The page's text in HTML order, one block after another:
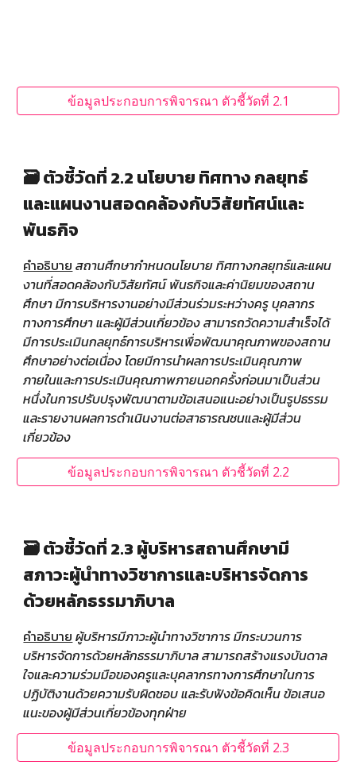
ข้อมูลประกอบการพิจารณา ตัวชี้วัดที่ 2.1
🗃️ ตัวชี้วัดที่ 2.2 นโยบาย ทิศทาง กลยุทธ์
และแผนงานสอดคล้องกับวิสัยทัศน์และ
พันธกิจ
คำอธิบาย สถานศึกษากำหนดนโยบาย ทิศทางกลยุทธ์และแผน
งานที่สอดคล้องกับวิสัยทัศน์ พันธกิจและค่านิยมของสถาน
ศึกษา มีการบริหารงานอย่างมีส่วนร่วมระหว่างครู บุคลากร
ทางการศึกษา และผู้มีส่วนเกี่ยวข้อง สามารถวัดความสำเร็จได้
มีการประเมินกลยุทธ์การบริหารเพื่อพัฒนาคุณภาพของสถาน
ศึกษาอย่างต่อเนื่อง โดยมีการนำผลการประเมินคุณภาพ
ภายในและการประเมินคุณภาพภายนอกครั้งก่อนมาเป็นส่วน
หนึ่งในการปรับปรุงพัฒนาตามข้อเสนอแนะอย่างเป็นรูปธรรม
และรายงานผลการดำเนินงานต่อสาธารณชนและผู้มีส่วน
เกี่ยวข้อง
ข้อมูลประกอบการพิจารณา ตัวชี้วัดที่ 2.2
🗃️ ตัวชี้วัดที่ 2.3 ผู้บริหารสถานศึกษามี
สภาวะผู้นำทางวิชาการและบริหารจัดการ
ด้วยหลักธรรมาภิบาล
คำอธิบาย ผู้บริหารมีภาวะผู้นำทางวิชาการ มีกระบวนการ
บริหารจัดการด้วยหลักธรรมาภิบาล สามารถสร้างแรงบันดาล
ใจและความร่วมมือของครูและบุคลากรทางการศึกษาในการ
ปฏิบัติงานด้วยความรับผิดชอบ และรับฟังข้อคิดเห็น ข้อเสนอ
แนะของผู้มีส่วนเกี่ยวข้องทุกฝ่าย
ข้อมูลประกอบการพิจารณา ตัวชี้วัดที่ 2.3